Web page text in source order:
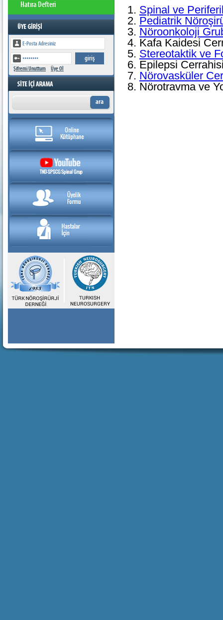
Hatıra Defteri
Şifremi Unuttum Üye Ol
Spinal ve
Pediatrik
Nöroonkoloji
Kafa Kaidesi
Stereotaktik ve
Epilepsi
Nörovasküler
Nörotravma ve